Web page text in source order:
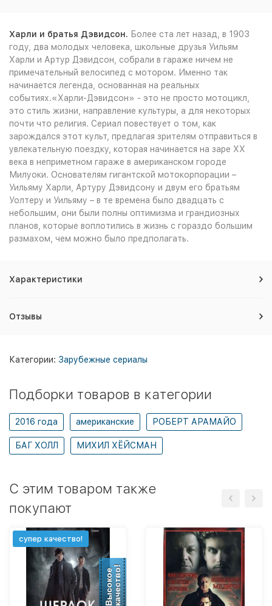
Харли и братья Дэвидсон. Более ста лет назад, в 1903
году, два молодых человека, школьные друзья Уильям
Харли и Артур Дэвидсон, собрали в гараже ничем не
примечательный велосипед с мотором. Именно так
начинается легенда, основанная на реальных
событиях.«Харли-Дэвидсон» - это не просто мотоцикл,
это стиль жизни, направление культуры, а для некоторых
почти что религия. Сериал повествует о том, как
зарождался этот культ, предлагая зрителям отправиться в
увлекательную поездку, которая начинается на заре ХХ
века в неприметном гараже в американском городе
Милуоки. Основателям гигантской мотокорпорации –
Уильяму Харли, Артуру Дэвидсону и двум его братьям
Уолтеру и Уильяму – в те времена было двадцать с
небольшим, они были полны оптимизма и грандиозных
планов, которые воплотились в жизнь с гораздо большим
размахом, чем можно было предполагать.
Характеристики
Отзывы
Категории: Зарубежные сериалы
Подборки товаров в категории
2016 года американские РОБЕРТ АРАМАЙО
БАГ ХОЛЛ МИХИЛ ХЁЙСМАН
C этим товаром также
покупают
Высокоекачество!
супер качество!